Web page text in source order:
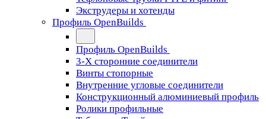
Экструдеры и хотенды
Профиль OpenBuilds
Профиль OpenBuilds
3-Х сторонние соединители
Винты стопорные
Внутренние угловые соединители
Конструкционный алюминиевый профиль
Ролики профильные